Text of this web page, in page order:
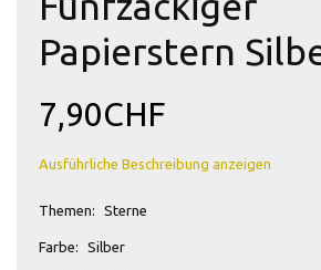
Papierstern
7,90CHF
Ausführliche Beschreibung anzeigen
Themen: Sterne
Farbe: Silber